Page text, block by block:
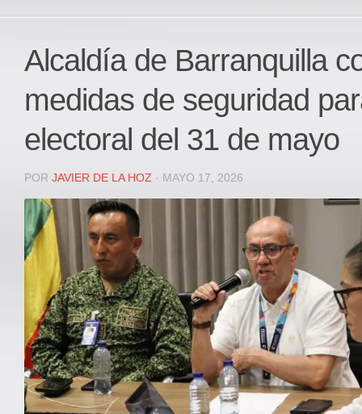
Politica
Deportes
JUDICIAL
REGIONAL
DEPARTAMENTAL
Internacional
OPINIÓN
Contactenos
facebook
Twitter
Instagram
Registro ISSN: 2711-3299
Alcaldía de Barranquilla
medidas de seguridad
electoral del 31 de mayo
POR JAVIER DE LA HOZ · MAYO 17, 2026